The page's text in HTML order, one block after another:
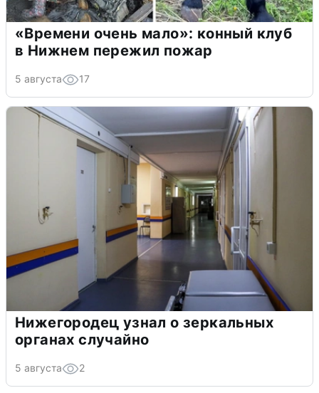
«Времени очень мало»: конный клуб
в Нижнем пережил пожар
5 августа 17
Нижегородец узнал о зеркальных
органах случайно
5 августа 2